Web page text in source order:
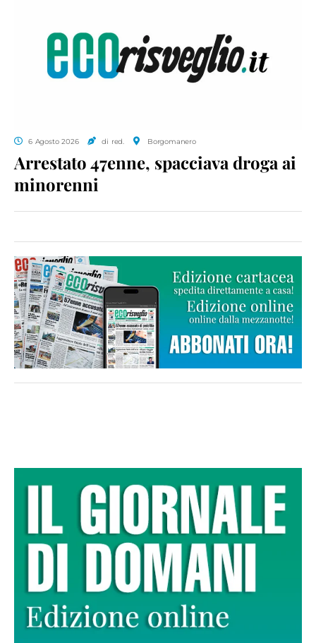
6 Agosto 2026 di red. Borgomanero
Arrestato 47enne, spacciava droga ai
minorenni